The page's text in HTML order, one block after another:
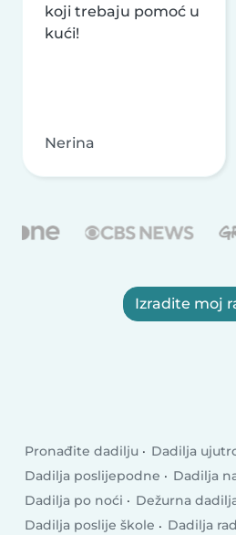
koji trebaju pomoć u
kući!
Nerina
Izradite moj
Pronađite dadilju
Dadilja
Dadilja poslijepodne
Dadilja
Dadilja po noći
Dežurna
Dadilja poslije škole
Dadilja